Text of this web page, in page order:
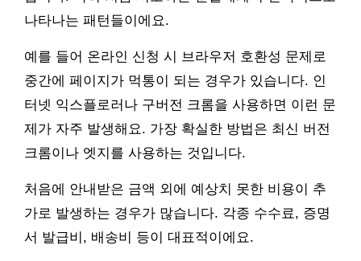
나타나는 패턴들이에요.
예를 들어 온라인 신청 시 브라우저 호환성 문제로
중간에 페이지가 먹통이 되는 경우가 있습니다. 인
터넷 익스플로러나 구버전 크롬을 사용하면 이런 문
제가 자주 발생해요. 가장 확실한 방법은 최신 버전
크롬이나 엣지를 사용하는 것입니다.
처음에 안내받은 금액 외에 예상치 못한 비용이 추
가로 발생하는 경우가 많습니다. 각종 수수료, 증명
서 발급비, 배송비 등이 대표적이에요.